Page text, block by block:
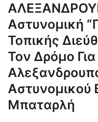
Αστυνομική
Τοπικής
Τον Δρόμο
Αστυνομικού
Μπαταρλή